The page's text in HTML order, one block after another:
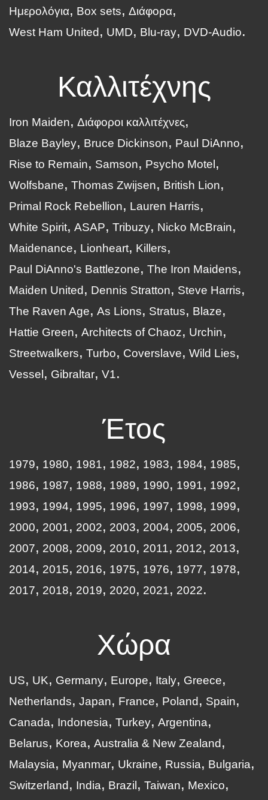
Ημερολόγια
Box sets
Διάφορα
West Ham United
UMD Blu-ray DVD-Audio
Καλλιτέχνης
Iron Maiden
Διάφοροι καλλιτέχνες
Blaze Bayley
Bruce Dickinson
Paul DiAnno
Rise to Remain
Samson
Psycho Motel
Wolfsbane
Thomas Zwijsen
British Lion
Primal Rock Rebellion
Lauren Harris
White Spirit ASAP Tribuzy
Nicko McBrain
Maidenance
Lionheart
Killers
Paul DiAnno's Battlezone
The Iron Maidens
Maiden United
Dennis Stratton
Steve Harris
The Raven Age
As Lions Stratus
Blaze
Hattie Green
Architects of Chaoz
Urchin
Streetwalkers
Turbo Coverslave
Wild Lies
Vessel
Gibraltar V1
Έτος
1979 1980 1981 1982 1983 1984
1985
1986
1987 1988 1989 1990 1991
1992
1993
1994 1995 1996 1997 1998
1999
2000
2001 2002 2003 2004 2005
2006
2007
2008 2009 2010 2011 2012
2013
2014
2015 2016 1975 1976 1977
1978
2017
2018 2019 2020 2021 2022
Χώρα
US UK Germany Europe Italy
Greece
Netherlands
Japan France Poland
Spain
Canada
Indonesia Turkey Argentina
Belarus
Korea
Australia & New Zealand
Malaysia
Myanmar Ukraine Russia
Bulgaria
Switzerland
India Brazil Taiwan Mexico